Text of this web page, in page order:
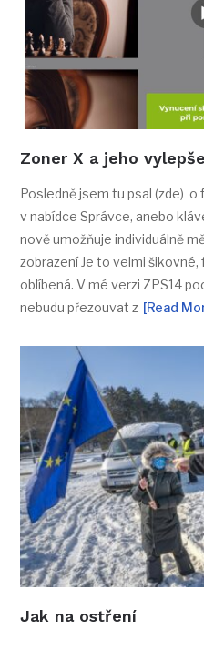
Zoner X a jeho
Posledně jsem tu psal (zde)
v nabídce Správce, anebo
nově umožňuje individuálně
zobrazení Je to velmi
oblíbená. V mé verzi ZPS14
nebudu přezouvat z [Read
Jak na ostření